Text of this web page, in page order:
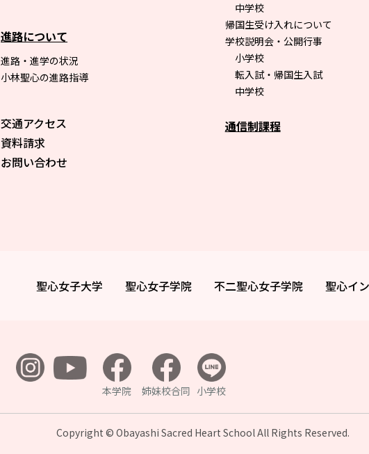
進路について
進路・進学の状況
小林聖心の進路指導
交通アクセス
資料請求
お問い合わせ
中学校
帰国生受け入れについて
学校説明会・公開行事
小学校
転入試・帰国生入試
中学校
通信制課程
聖心女子大学 聖心女子学院 不二聖心女子学院 聖心イ
本学院 姉妹校合同 小学校
Copyright © Obayashi Sacred Heart School All Rights Reserved.